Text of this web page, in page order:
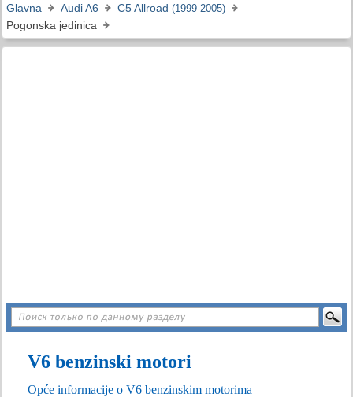
Glavna Audi A6 C5 Allroad (1999-2005)
Pogonska jedinica
V6 benzinski motori
Opće informacije o V6 benzinskim motorima